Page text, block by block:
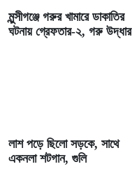
মুন্সীগঞ্জে গরুর খামারে ডাকাতির
ঘটনায় গ্রেফতার-২, গরু উদ্ধার
লাশ পড়ে ছিলো সড়কে, সাথে
একনলা শটগান, গুলি